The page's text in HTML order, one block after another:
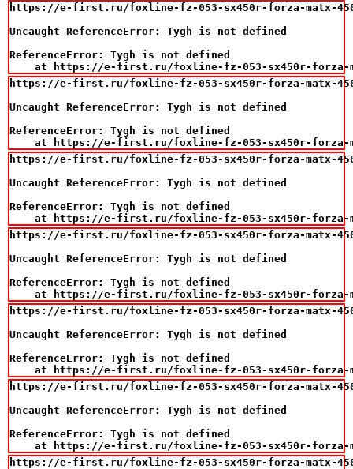
https://e-first.ru/foxline-fz-053-sx450r-forza-matx-
Uncaught ReferenceError: Tygh is not defined
ReferenceError: Tygh is not defined
at https://e-first.ru/foxline-fz-053-sx450r-
https://e-first.ru/foxline-fz-053-sx450r-forza-matx-
Uncaught ReferenceError: Tygh is not defined
ReferenceError: Tygh is not defined
at https://e-first.ru/foxline-fz-053-sx450r-
https://e-first.ru/foxline-fz-053-sx450r-forza-matx-
Uncaught ReferenceError: Tygh is not defined
ReferenceError: Tygh is not defined
at https://e-first.ru/foxline-fz-053-sx450r-
https://e-first.ru/foxline-fz-053-sx450r-forza-matx-
Uncaught ReferenceError: Tygh is not defined
ReferenceError: Tygh is not defined
at https://e-first.ru/foxline-fz-053-sx450r-
https://e-first.ru/foxline-fz-053-sx450r-forza-matx-
Uncaught ReferenceError: Tygh is not defined
ReferenceError: Tygh is not defined
at https://e-first.ru/foxline-fz-053-sx450r-
https://e-first.ru/foxline-fz-053-sx450r-forza-matx-
Uncaught ReferenceError: Tygh is not defined
ReferenceError: Tygh is not defined
at https://e-first.ru/foxline-fz-053-sx450r-
https://e-first.ru/foxline-fz-053-sx450r-forza-matx-